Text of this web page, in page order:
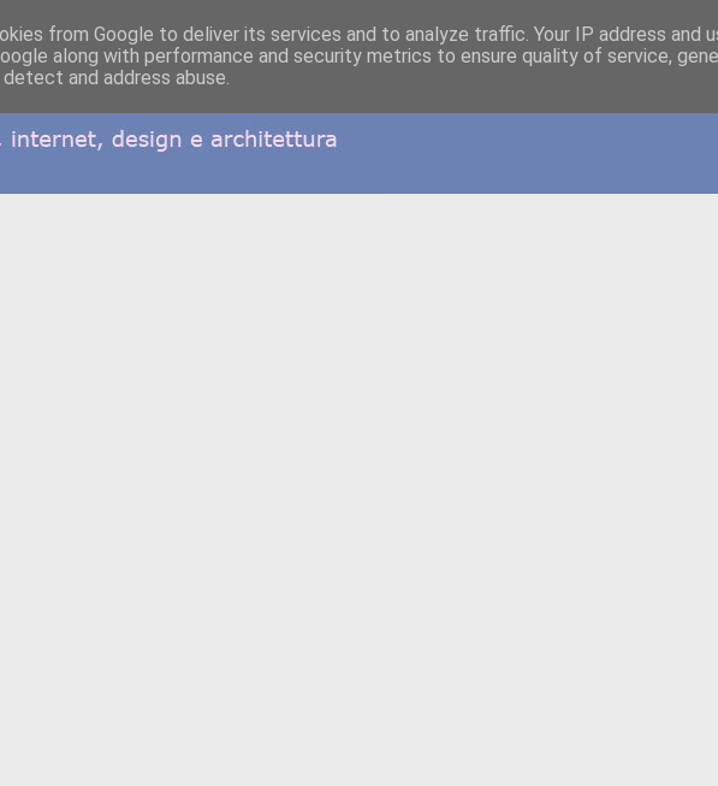
from Google to deliver its services and to analyze traffic. Your IP address and
along with performance and security metrics to ensure quality of service,
and address abuse.